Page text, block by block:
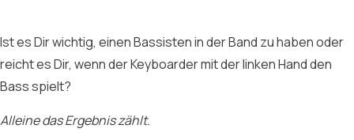
Ist es Dir wichtig, einen Bassisten in der Band zu haben oder
reicht es Dir, wenn der Keyboarder mit der linken Hand den
Bass spielt?
Alleine das Ergebnis zählt.